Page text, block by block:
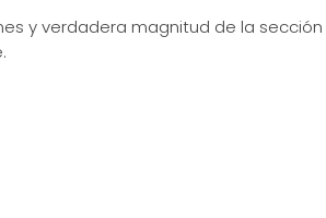
y verdadera magnitud de la